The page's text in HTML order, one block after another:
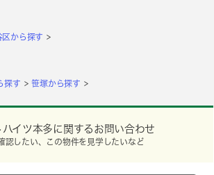
区から探す
探す 笹塚から探す
ハイツ本多に関するお問い合わせ
認したい、この物件を見学したいなど